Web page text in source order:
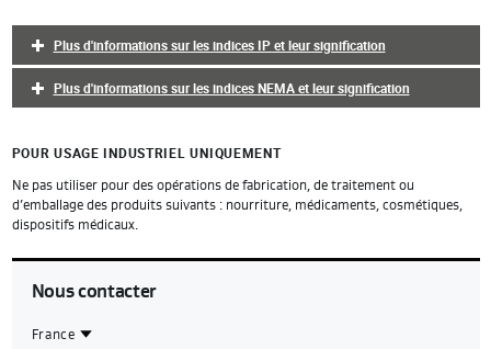
Plus d'informations sur les indices IP et leur signification
Plus d'informations sur les indices NEMA et leur signification
POUR USAGE INDUSTRIEL UNIQUEMENT
Ne pas utiliser pour des opérations de fabrication, de traitement ou
d’emballage des produits suivants : nourriture, médicaments, cosmétiques,
dispositifs médicaux.
Nous contacter
France